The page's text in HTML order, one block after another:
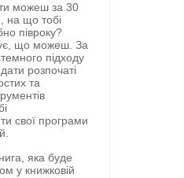
можеш за 30
на що тобі
півроку?
що можеш. За
підходу
розпочаті
та
свої програми
яка буде
у книжковій